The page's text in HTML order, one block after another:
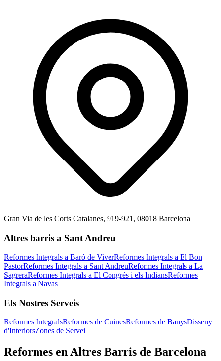
Gran Via de les Corts Catalanes, 919-921, 08018 Barcelona
Altres barris a Sant Andreu
Reformes Integrals a Baró de ViverReformes Integrals a El Bon
PastorReformes Integrals a Sant AndreuReformes Integrals a La
SagreraReformes Integrals a El Congrés i els IndiansReformes
Integrals a Navas
Els Nostres Serveis
Reformes IntegralsReformes de CuinesReformes de BanysDisseny
d'InteriorsZones de Servei
Reformes en Altres Barris de Barcelona